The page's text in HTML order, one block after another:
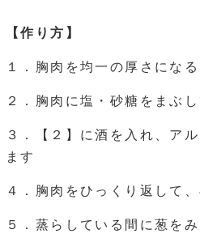
【作り方】
１．胸肉を均一の厚さにな
２．胸肉に塩・砂糖をまぶ
３．【２】に酒を入れ、ア
ます
４．胸肉をひっくり返して
５．蒸らしている間に葱を